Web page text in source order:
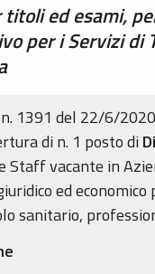
titoli ed esami,
per i Servizi di
1391 del 22/6/
di n. 1 posto di
vacante in
ed
sanitario,